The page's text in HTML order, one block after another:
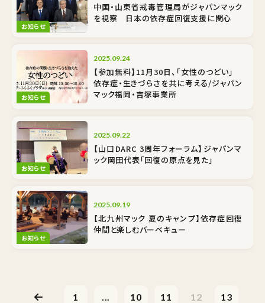
お知らせ
中国・山東省戒毒管理局がジャパンマック
を視察 日本の依存症回復支援に関心
お知らせ
2025.09.24
【参加無料】11月30日、「女性のつどい」
依存症・生きづらさを共に考える/ジャパン
マック福岡・吉塚事業所
お知らせ
2025.09.22
【山口DARC 3周年フォーラム】ジャパンマ
ック岡田代表「回復の原点を見た」
お知らせ
2025.09.19
【北九州マック 夏のキャンプ】依存症回復
仲間と楽しむバーベキュー
1 ... 10 11 12 13